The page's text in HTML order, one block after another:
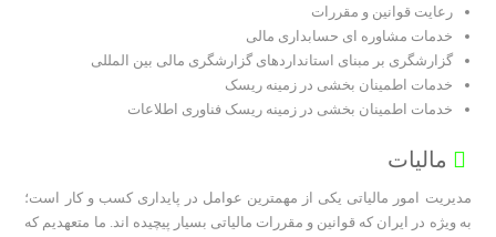
رعایت قوانین و مقررات
خدمات مشاوره ای حسابداری مالی
گزارشگری بر مبنای استانداردهای گزارشگری مالی بین المللی
خدمات اطمینان بخشی در زمینه ریسک
خدمات اطمینان بخشی در زمینه ریسک فناوری اطلاعات
مالیات
مدیریت امور مالیاتی یکی از مهمترین عوامل در پایداری کسب و کار است؛
به ویژه در ایران که قوانین و مقررات مالیاتی بسیار پیچیده اند. ما متعهدیم که